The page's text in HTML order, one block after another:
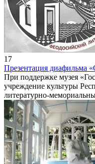
17
Презентация диафильма
При поддержке музея
учреждение культуры
литературно-